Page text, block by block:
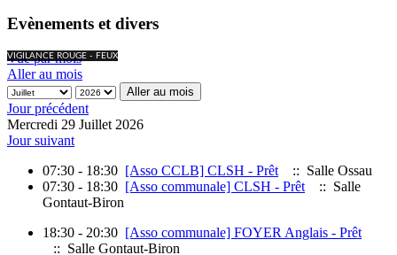
Evènements et divers
VIGILANCE ROUGE - FEUX
Vue par mois
Aller au mois
Aller au mois
Jour précédent
Mercredi 29 Juillet 2026
Jour suivant
07:30 - 18:30 [Asso CCLB] CLSH - Prêt
:: Salle Ossau
07:30 - 18:30 [Asso communale] CLSH - Prêt
:: Salle
Gontaut-Biron
18:30 - 20:30 [Asso communale] FOYER Anglais - Prêt
:: Salle Gontaut-Biron